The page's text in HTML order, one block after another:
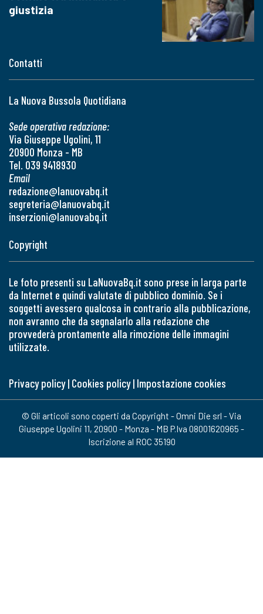
Contatti
La Nuova Bussola Quotidiana
Sede operativa redazione:
Via Giuseppe Ugolini, 11
20900 Monza - MB
Tel. 039 9418930
Email
redazione@lanuovabq.it
segreteria@lanuovabq.it
inserzioni@lanuovabq.it
giustizia
Copyright
Le foto presenti su LaNuovaBq.it sono prese in larga parte
da Internet e quindi valutate di pubblico dominio. Se i
soggetti avessero qualcosa in contrario alla pubblicazione,
non avranno che da segnalarlo alla redazione che
provvederà prontamente alla rimozione delle immagini
utilizzate.
Privacy policy| Cookies policy| Impostazione cookies
© Gli articoli sono coperti da Copyright - Omni Die srl - Via
Giuseppe Ugolini 11, 20900 - Monza - MB P.Iva 08001620965 -
Iscrizione al ROC 35190